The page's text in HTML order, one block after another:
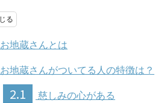
お地蔵さんとは
お地蔵さんがついてる人の特徴は？
2.1 慈しみの心がある